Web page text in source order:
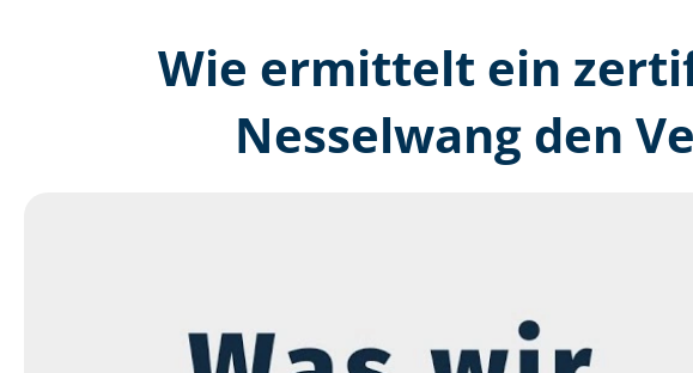
Wie ermittelt ein
Nesselwang den